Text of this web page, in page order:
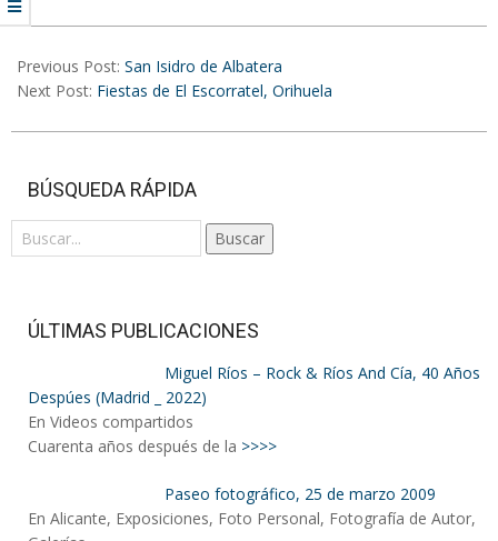
05-
30
Previous Post: San Isidro de Albatera
Next Post: Fiestas de El Escorratel, Orihuela
BÚSQUEDA RÁPIDA
Buscar
ÚLTIMAS PUBLICACIONES
Miguel Ríos – Rock & Ríos And Cía, 40 Años
Despúes (Madrid _ 2022)
En Videos compartidos
Cuarenta años después de la >>>>
Paseo fotográfico, 25 de marzo 2009
En Alicante, Exposiciones, Foto Personal, Fotografía de Autor,